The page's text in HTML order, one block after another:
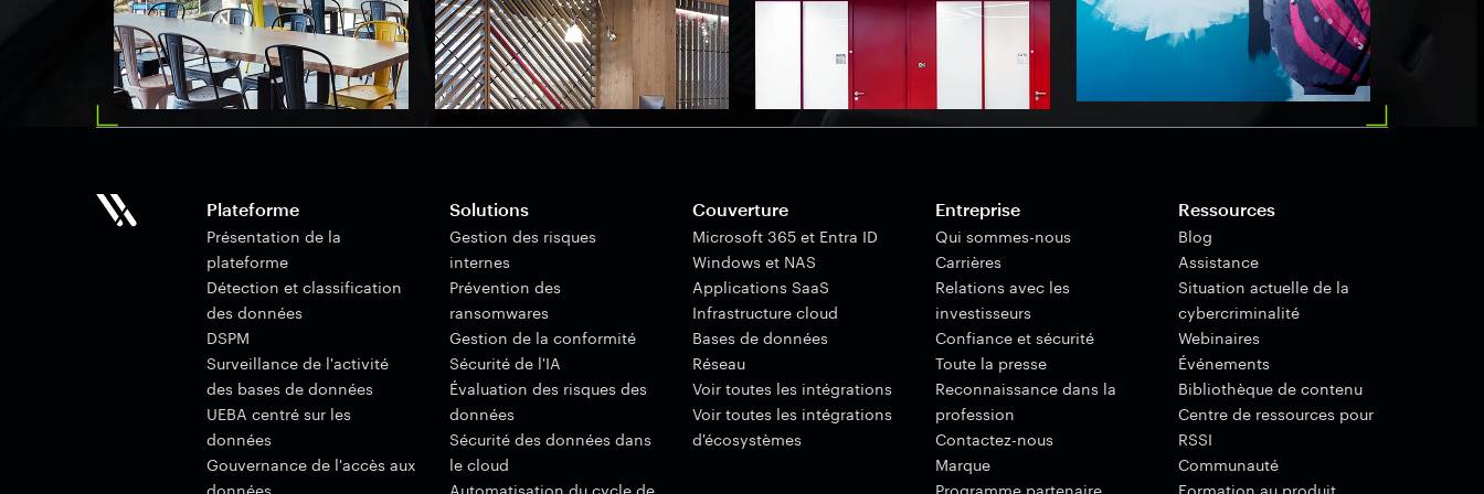
Plateforme
Présentation de la
plateforme
Détection et classification
des données
DSPM
Surveillance de l'activité
des bases de données
UEBA centré sur les
données
Gouvernance de l'accès aux
données
Solutions
Gestion des risques
internes
Prévention des
ransomwares
Gestion de la conformité
Sécurité de l'IA
Évaluation des risques des
données
Sécurité des données dans
le cloud
Automatisation du cycle de
Couverture
Microsoft 365 et Entra ID
Windows et NAS
Applications SaaS
Infrastructure cloud
Bases de données
Réseau
Voir toutes les intégrations
Voir toutes les intégrations
d'écosystèmes
Entreprise
Qui sommes-nous
Carrières
Relations avec les
investisseurs
Confiance et sécurité
Toute la presse
Reconnaissance dans la
profession
Contactez-nous
Marque
Programme partenaire
Ressources
Blog
Assistance
Situation actuelle de la
cybercriminalité
Webinaires
Événements
Bibliothèque de contenu
Centre de ressources pour
RSSI
Communauté
Formation au produit